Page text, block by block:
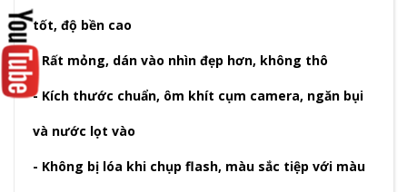
tốt, độ bền cao
- Rất mỏng, dán vào nhìn đẹp hơn, không thô
- Kích thước chuẩn, ôm khít cụm camera, ngăn bụi
và nước lọt vào
- Không bị lóa khi chụp flash, màu sắc tiệp với màu